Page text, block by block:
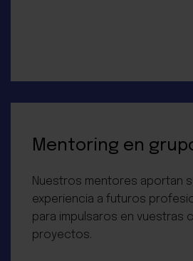
Mentoring en
Nuestros mentores aportan
experiencia a futuros
para impulsaros en vuestras
proyectos.